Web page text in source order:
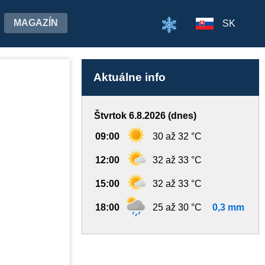
MAGAZÍN SK
Aktuálne info
Štvrtok 6.8.2026 (dnes)
09:00 30 až 32 °C
12:00 32 až 33 °C
15:00 32 až 33 °C
18:00 25 až 30 °C 0,3 mm